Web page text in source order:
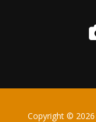
Copyright ©